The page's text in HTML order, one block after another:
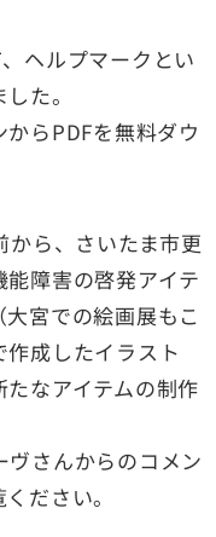
ヘルプマークとい
た。
らPDFを無料ダウ
ら、さいたま市更
障害の啓発アイテ
宮での絵画展もこ
成したイラスト
なアイテムの制作
さんからのコメン
ださい。